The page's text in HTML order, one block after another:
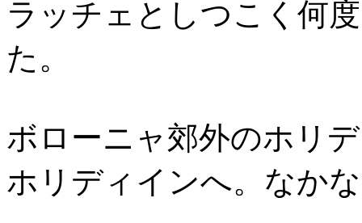
ラッチェとしつこく何
た。
ボローニャ郊外のホリ
ホリディインへ。なか